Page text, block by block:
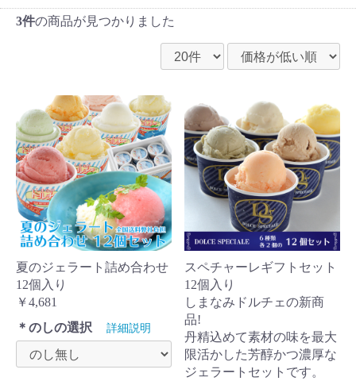
3件の商品が見つかりました
夏のジェラート詰め合わせ
12個入り
￥4,681
＊のしの選択
詳細説明
スペチャーレギフトセット
12個入り
しまなみドルチェの新商
品!
丹精込めて素材の味を最大
限活かした芳醇かつ濃厚な
ジェラートセットです。